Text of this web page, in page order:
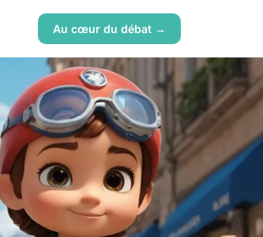
Au cœur du débat →